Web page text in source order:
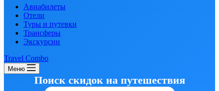
Авиабилеты
Отели
Туры и путевки
Трансферы
Экскурсии
Travel Combo
Меню
Поиск скидок на путешествия